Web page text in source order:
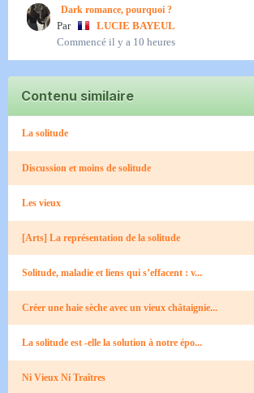
Dark romance, pourquoi ?
Par
LUCIE BAYEUL
Commencé il y a 10 heures
Contenu similaire
La solitude
Discussion et moins de solitude
Les vieux
[Arts] La représentation de la solitude
Solitude, maladie et liens qui s’effacent : v...
Créer une haie sèche avec un vieux châtaignie...
La solitude est -elle la solution à notre épo...
Ni Vieux Ni Traîtres